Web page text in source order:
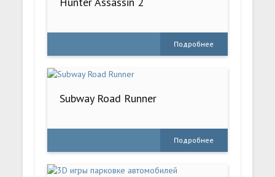
Подробнее
Subway Road Runner
Подробнее